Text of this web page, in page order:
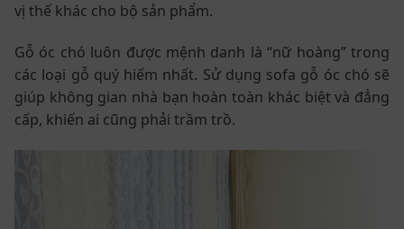
vị thế khác cho bộ sản phẩm.
Gỗ óc chó luôn được mệnh danh là “nữ hoàng” trong
các loại gỗ quý hiếm nhất. Sử dụng sofa gỗ óc chó sẽ
giúp không gian nhà bạn hoàn toàn khác biệt và đẳng
cấp, khiến ai cũng phải trầm trồ.